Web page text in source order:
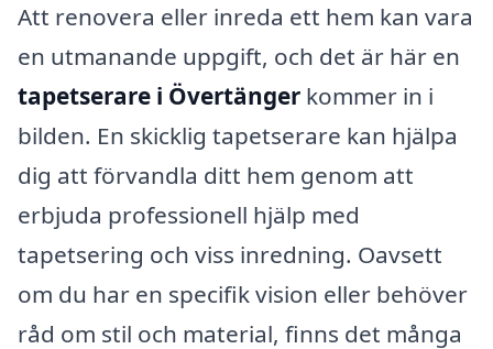
Att renovera eller inreda ett hem kan vara
en utmanande uppgift, och det är här en
tapetserare i Övertänger kommer in i
bilden. En skicklig tapetserare kan hjälpa
dig att förvandla ditt hem genom att
erbjuda professionell hjälp med
tapetsering och viss inredning. Oavsett
om du har en specifik vision eller behöver
råd om stil och material, finns det många